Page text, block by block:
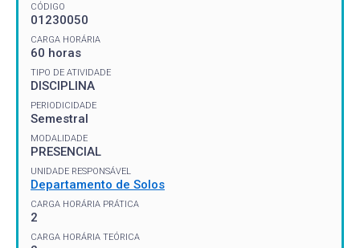
CÓDIGO
01230050
CARGA HORÁRIA
60 horas
TIPO DE ATIVIDADE
DISCIPLINA
PERIODICIDADE
Semestral
MODALIDADE
PRESENCIAL
UNIDADE RESPONSÁVEL
Departamento de Solos
CARGA HORÁRIA PRÁTICA
2
CARGA HORÁRIA TEÓRICA